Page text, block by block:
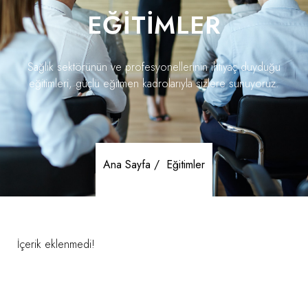
EĞITIMLER
Sağlık sektörünün ve profesyonellerinin ihtiyaç duyduğu
eğitimleri, güçlü eğitmen kadrolarıyla sizlere sunuyoruz.
Ana Sayfa / Eğitimler
İçerik eklenmedi!